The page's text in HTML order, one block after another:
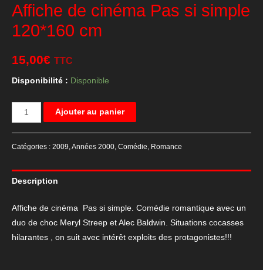
Affiche de cinéma Pas si simple
120*160 cm
15,00€ TTC
Disponibilité : Disponible
quantité
de
cinéma
Pas
simple
120*160
cm
Ajouter au panier
Catégories : 2009,Années 2000, Comédie, Romance
Description
Affiche de cinéma Pas si simple. Comédie romantique avec un
duo de choc Meryl Streep et Alec Baldwin. Situations cocasses
hilarantes , on suit avec intérêt exploits des protagonistes!!!